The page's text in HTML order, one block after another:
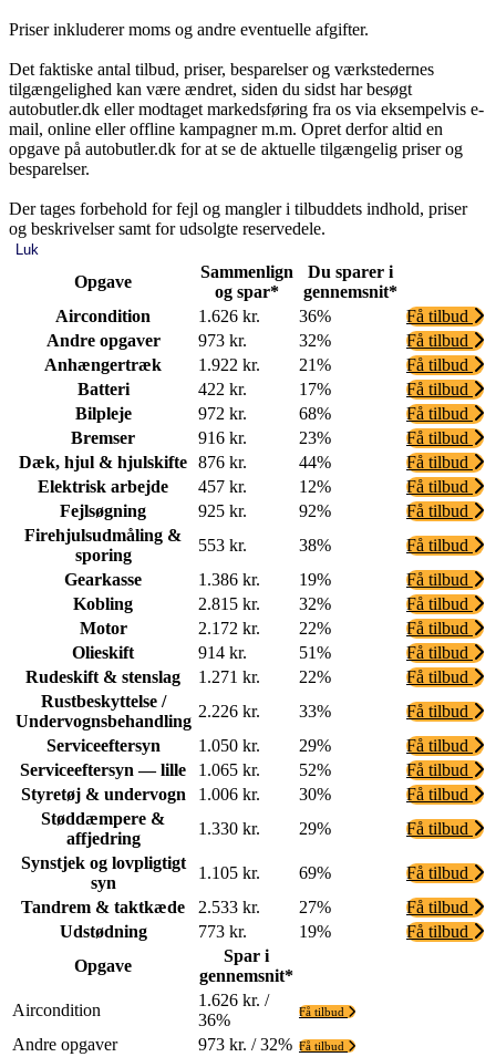
Priser inkluderer moms og andre eventuelle afgifter.
Det faktiske antal tilbud, priser, besparelser og værkstedernes
tilgængelighed kan være ændret, siden du sidst har besøgt
autobutler.dk eller modtaget markedsføring fra os via eksempelvis e-
mail, online eller offline kampagner m.m. Opret derfor altid en
opgave på autobutler.dk for at se de aktuelle tilgængelig priser og
besparelser.
Der tages forbehold for fejl og mangler i tilbuddets indhold, priser
og beskrivelser samt for udsolgte reservedele.
Luk
Opgave
Sammenlign
og spar*
Du sparer i
gennemsnit*
Aircondition
1.626 kr. 36%
Få tilbud
Andre opgaver
973 kr. 32%
Få tilbud
Anhængertræk
1.922 kr. 21%
Få tilbud
Batteri
422 kr. 17%
Få tilbud
Bilpleje
972 kr. 68%
Få tilbud
Bremser
916 kr. 23%
Få tilbud
Dæk, hjul & hjulskifte 876 kr. 44%
Få tilbud
Elektrisk arbejde
457 kr. 12%
Få tilbud
Fejlsøgning
925 kr. 92%
Få tilbud
Firehjulsudmåling &
sporing
553 kr. 38%
Få tilbud
Gearkasse
1.386 kr. 19%
Få tilbud
Kobling
2.815 kr. 32%
Få tilbud
Motor
2.172 kr. 22%
Få tilbud
Olieskift
914 kr. 51%
Få tilbud
Rudeskift & stenslag
1.271 kr. 22%
Få tilbud
Rustbeskyttelse /
Undervognsbehandling
2.226 kr. 33%
Få tilbud
Serviceeftersyn
1.050 kr. 29%
Få tilbud
Serviceeftersyn — lille
1.065 kr. 52%
Få tilbud
Styretøj & undervogn
1.006 kr. 30%
Få tilbud
Støddæmpere &
affjedring
1.330 kr. 29%
Få tilbud
Synstjek og lovpligtigt
syn
1.105 kr. 69%
Få tilbud
Tandrem & taktkæde
2.533 kr. 27%
Få tilbud
Udstødning
773 kr. 19%
Få tilbud
Opgave
Spar i
gennemsnit*
Aircondition
1.626 kr. /
36%
Få tilbud
Andre opgaver 973 kr. / 32% Få tilbud